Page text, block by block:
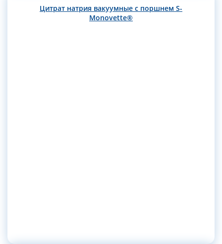
Цитрат натрия вакуумные с поршнем S-
Monovette®